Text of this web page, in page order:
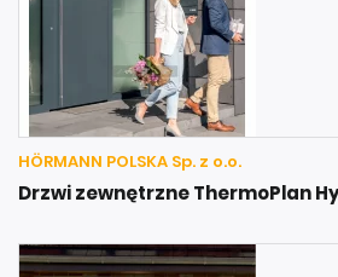
HÖRMANN POLSKA Sp. z o.o.
Drzwi zewnętrzne ThermoPlan